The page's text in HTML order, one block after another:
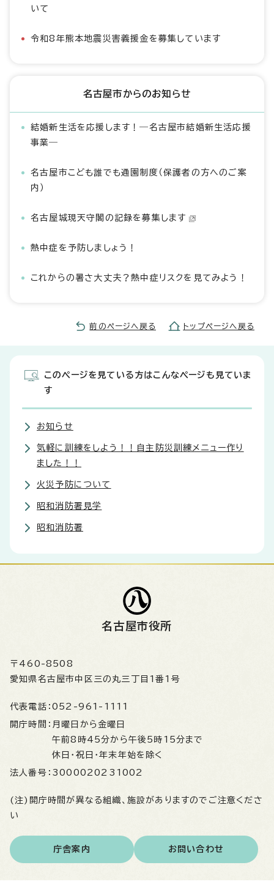
いて
令和8年熊本地震災害義援金を募集しています
名古屋市からのお知らせ
結婚新生活を応援します！―名古屋市結婚新生活応援
事業―
名古屋市こども誰でも通園制度（保護者の方へのご案
内）
名古屋城現天守閣の記録を募集します
熱中症を予防しましょう！
これからの暑さ大丈夫？熱中症リスクを見てみよう！
前のページへ戻る トップページへ戻る
このページを見ている方はこんなページも見ていま
す
お知らせ
気軽に訓練をしよう！！自主防災訓練メニュー作り
ました！！
火災予防について
昭和消防署見学
昭和消防署
名古屋市役所
〒460-8508
愛知県名古屋市中区三の丸三丁目1番1号
代表電話： 052-961-1111
開庁時間： 月曜日から金曜日
午前8時45分から午後5時15分まで
休日・祝日・年末年始を除く
法人番号： 3000020231002
(注)開庁時間が異なる組織、施設がありますのでご注意くださ
い
庁舎案内 お問い合わせ